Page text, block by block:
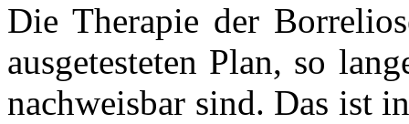
Die Therapie der
ausgetesteten Plan, so
nachweisbar sind. Das ist